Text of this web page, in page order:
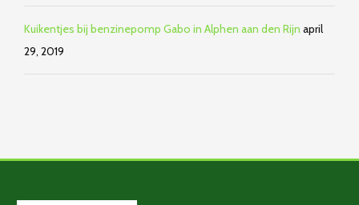
Kuikentjes bij benzinepomp Gabo in Alphen aan den Rijn april
29, 2019